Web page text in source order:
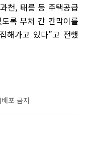
천, 태릉 등 주택공급
록 부처 간 칸막이를
해가고 있다”고 전했
포 금지